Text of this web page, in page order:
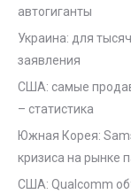
автогиганты
Украина: для
заявления
США: самые
– статистика
Южная Корея:
кризиса на рынке
США: Qualcomm